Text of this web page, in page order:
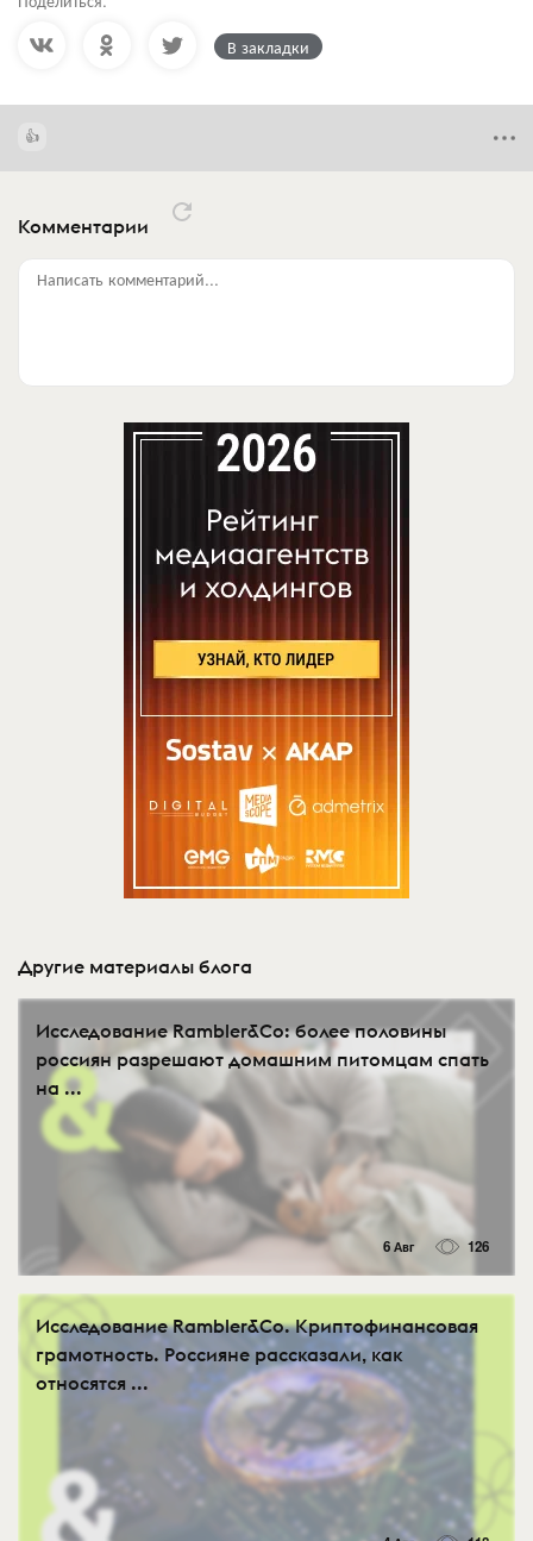
В закладки
Комментарии
Написать комментарий...
Другие материалы блога
Исследование Rambler&Co: более половины
россиян разрешают домашним питомцам спать
на ...
6 Авг 126
Исследование Rambler&Co. Криптофинансовая
грамотность. Россияне рассказали, как
относятся ...